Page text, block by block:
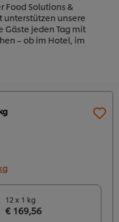
Food Solutions &
unterstützen unsere
Gäste jeden Tag mit
– ob im Hotel, im
12 x 1 kg
€ 169,56